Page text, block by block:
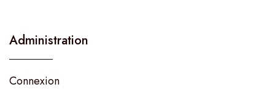
Administration
Connexion